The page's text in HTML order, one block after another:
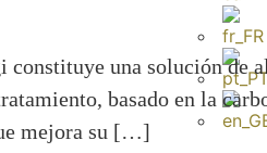
una solución de
basado en la
mejora su […]